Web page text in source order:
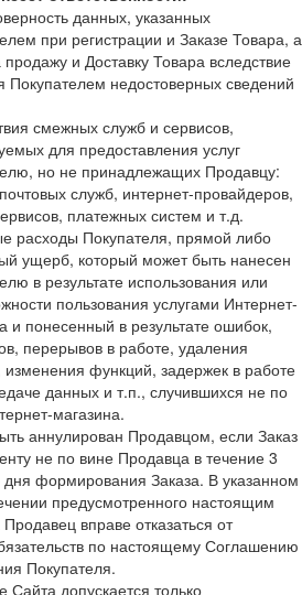
данных, указанных
при регистрации и Заказе Товара, а
продажу и Доставку Товара вследствие
Покупателем недостоверных сведений
смежных служб и сервисов,
для предоставления услуг
но не принадлежащих Продавцу:
служб, интернет-провайдеров,
платежных систем и т.д.
расходы Покупателя, прямой либо
ущерб, который может быть нанесен
в результате использования или
пользования услугами Интернет-
и понесенный в результате ошибок,
перерывов в работе, удаления
функций, задержек в работе
данных и т.п., случившихся не по
магазина.
аннулирован Продавцом, если Заказ
не по вине Продавца в течение 3
дня формирования Заказа. В указанном
предусмотренного настоящим
вправе отказаться от
по настоящему Соглашению
Покупателя.
Сайта допускается только